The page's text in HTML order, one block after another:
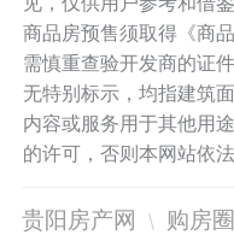
商品房预售须取得《商
需慎重查验开发商的证
无特别标示，均指建筑
内容或服务用于其他用
的许可，否则本网站依
贵阳房产网 购房圈